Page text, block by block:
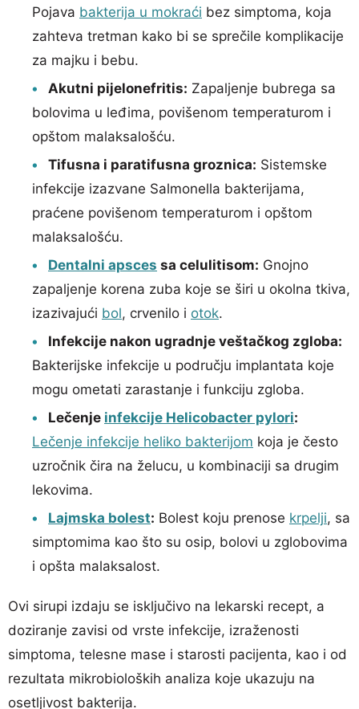
Pojava bakterija u mokraći bez simptoma, koja
zahteva tretman kako bi se sprečile komplikacije
za majku i bebu.
Akutni pijelonefritis: Zapaljenje bubrega sa
bolovima u leđima, povišenom temperaturom i
opštom malaksalošću.
Tifusna i paratifusna groznica: Sistemske
infekcije izazvane Salmonella bakterijama,
praćene povišenom temperaturom i opštom
malaksalošću.
Dentalni apsces sa celulitisom: Gnojno
zapaljenje korena zuba koje se širi u okolna tkiva,
izazivajući bol, crvenilo i otok.
Infekcije nakon ugradnje veštačkog zgloba:
Bakterijske infekcije u području implantata koje
mogu ometati zarastanje i funkciju zgloba.
Lečenje infekcije Helicobacter pylori:
Lečenje infekcije heliko bakterijom koja je često
uzročnik čira na želucu, u kombinaciji sa drugim
lekovima.
Lajmska bolest: Bolest koju prenose krpelji, sa
simptomima kao što su osip, bolovi u zglobovima
i opšta malaksalost.
Ovi sirupi izdaju se isključivo na lekarski recept, a
doziranje zavisi od vrste infekcije, izraženosti
simptoma, telesne mase i starosti pacijenta, kao i od
rezultata mikrobioloških analiza koje ukazuju na
osetljivost bakterija.